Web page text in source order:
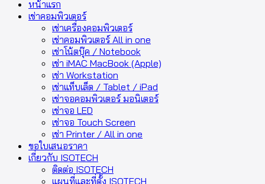
หน้าแรก
เช่าคอมพิวเตอร์
เช่าเครื่องคอมพิวเตอร์
เช่าคอมพิวเตอร์ All in one
เช่าโน้ตบุ๊ค / Notebook
เช่า iMAC MacBook (Apple)
เช่า Workstation
เช่าแท็บเล็ต / Tablet / iPad
เช่าจอคอมพิวเตอร์ มอนิเตอร์
เช่าจอ LED
เช่าจอ Touch Screen
เช่า Printer / All in one
ขอใบเสนอราคา
เกี่ยวกับ ISOTECH
ติดต่อ ISOTECH
แผนที่และที่ตั้ง ISOTECH